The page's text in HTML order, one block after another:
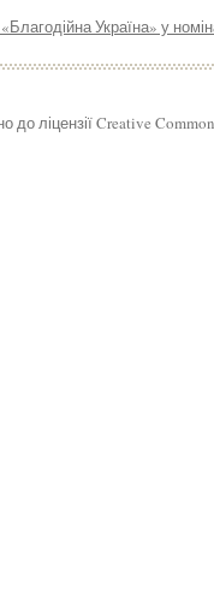
Україна» у
до ліцензії Creative